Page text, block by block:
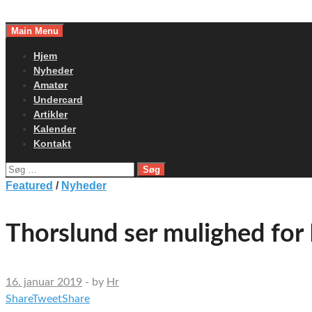
toMain Menu
Hjem
Nyheder
Amatør
Undercard
Artikler
Kalender
Kontakt
Søg
efter:
Featured / Nyheder
Thorslund ser mulighed for
16. januar 2019 - by Hr
ShareTweetShare